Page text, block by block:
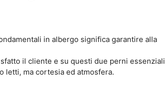
in albergo significa garantire alla
il cliente e su questi due perni
letti, ma cortesia ed atmosfera.